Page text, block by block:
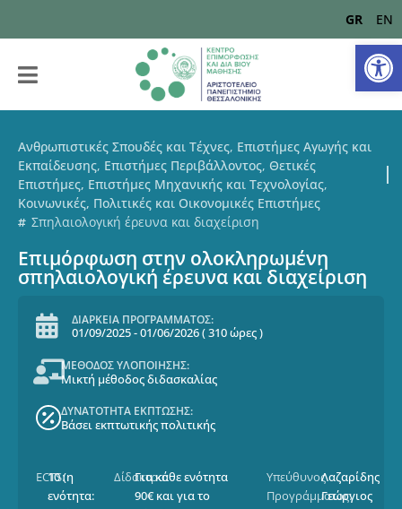
GR EN
Ανθρωπιστικές Σπουδές και Τέχνες, Επιστήμες Αγωγής και
Εκπαίδευσης, Επιστήμες Περιβάλλοντος, Θετικές
Επιστήμες, Επιστήμες Μηχανικής και Τεχνολογίας,
Κοινωνικές, Πολιτικές και Οικονομικές Επιστήμες
Σπηλαιολογική έρευνα και διαχείριση
Επιμόρφωση στην ολοκληρωμένη
σπηλαιολογική έρευνα και διαχείριση
ΔΙΑΡΚΕΙΑ ΠΡΟΓΡΑΜΜΑΤΟΣ:
01/09/2025-01/06/2026(310 ώρες)
ΜΕΘΟΔΟΣ ΥΛΟΠΟΙΗΣΗΣ:
Μικτή μέθοδος διδασκαλίας
ΔΥΝΑΤΟΤΗΤΑ ΕΚΠΤΩΣΗΣ:
Βάσει εκπτωτικής πολιτικής
ECTS:
10 (η
ενότητα:
Δίδακτρα:
Για κάθε ενότητα
90€ και για το
Υπεύθυνος
Προγράμματος:
Λαζαρίδης
Γεώργιος